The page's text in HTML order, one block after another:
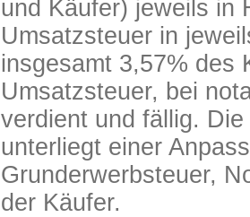
und Käufer) jeweils in
Umsatzsteuer in
insgesamt 3,57% des
Umsatzsteuer, bei
verdient und fällig.
unterliegt einer
Grunderwerbsteuer,
der Käufer.